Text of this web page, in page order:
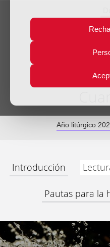
Homilía III
Año litúrgico
Introducción
Pautas para la